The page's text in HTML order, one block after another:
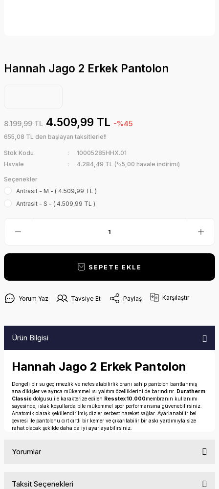
Hannah Jago 2 Erkek Pantolon
8.199,99 TL 4.509,99 TL -%45
655,08 TL den başlayan taksitlerle!!
Stok Kodu
10005285HHX.01
Havale
4.284,49 TL (%5,00 havale indirimi)
Seçenekler
Antrasit - M - ( 4.509,99 TL )
Antrasit - S - ( 4.509,99 TL )
SEPETE EKLE
Yorum Yaz Tavsiye Et Paylaş Karşılaştır
Ürün Bilgisi
Hannah Jago 2 Erkek Pantolon
Dengeli bir su geçirmezlik ve nefes alabilirlik oranı sahip pantolon bantlanmış
ana dikişler ve ayrıca mükemmel ısı yalıtım özelliklerini de barındırır. Duratherm
Classic dolgusu ile karakterize edilen Resstex 10.000membranın kullanımı
sayesinde, ıslak koşullarda bile mükemmel spor performansına güvenebilirsiniz.
Anatomik olarak şekillendirilmiş dizler serbest hareket sağlar. Ayarlanabilir bel
çevresi ile pantolonu cırt cırtlı bir kemer ve çıkarılabilir bir askı yardımıyla size
rahat olacak şekilde daha da iyi ayarlayabilirsiniz.
Yorumlar
Taksit Seçenekleri